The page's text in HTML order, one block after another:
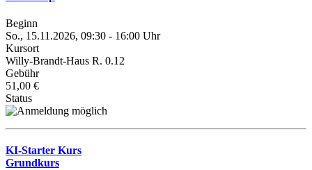
Beginn
So., 15.11.2026, 09:30 - 16:00 Uhr
Kursort
Willy-Brandt-Haus R. 0.12
Gebühr
51,00 €
Status
KI-Starter Kurs
Grundkurs